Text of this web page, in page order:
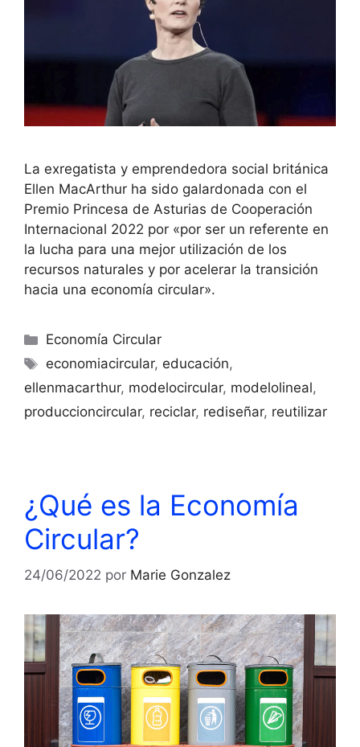
La exregatista y emprendedora social británica
Ellen MacArthur ha sido galardonada con el
Premio Princesa de Asturias de Cooperación
Internacional 2022 por «por ser un referente en
la lucha para una mejor utilización de los
recursos naturales y por acelerar la transición
hacia una economía circular».
Economía Circular
economiacircular, educación,
ellenmacarthur, modelocircular, modelolineal,
produccioncircular, reciclar, rediseñar, reutilizar
¿Qué es la Economía
Circular?
24/06/2022 por Marie Gonzalez